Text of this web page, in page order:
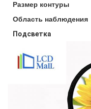
Размер контуры
Область наблюдения
Подсветка